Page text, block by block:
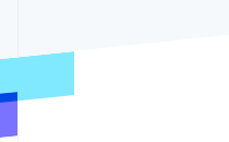
Radar
Atlas